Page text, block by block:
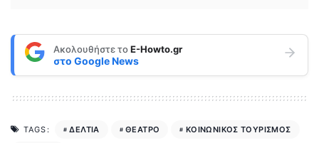
Ακολουθήστε τοE-Howto.gr
στο Google News
TAGS: ΔΕΛΤΙΑ ΘΕΑΤΡΟ
ΚΟΙΝΩΝΙΚΟΣ ΤΟΥΡΙΣΜΟΣ